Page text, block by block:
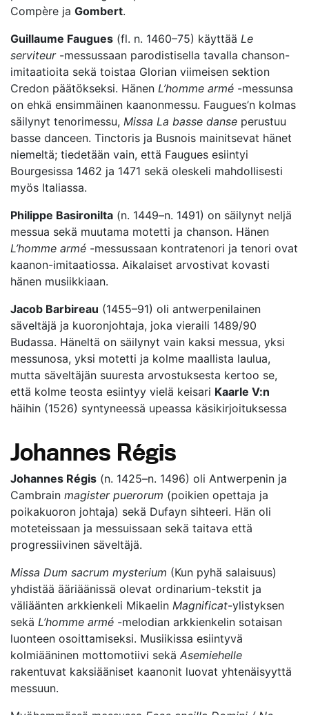
Compère ja Gombert.
Guillaume Faugues (fl. n. 1460–75) käyttää Le
serviteur-messussaan parodistisella tavalla chanson-
imitaatioita sekä toistaa Glorian viimeisen sektion
Credon päätökseksi. Hänen L’homme armé -messunsa
on ehkä ensimmäinen kaanonmessu. Faugues’n kolmas
säilynyt tenorimessu, Missa La basse danse perustuu
basse danceen. Tinctoris ja Busnois mainitsevat hänet
niemeltä; tiedetään vain, että Faugues esiintyi
Bourgesissa 1462 ja 1471 sekä oleskeli mahdollisesti
myös Italiassa.
Philippe Basironilta (n. 1449–n. 1491) on säilynyt neljä
messua sekä muutama motetti ja chanson. Hänen
L’homme armé -messussaan kontratenori ja tenori ovat
kaanon-imitaatiossa. Aikalaiset arvostivat kovasti
hänen musiikkiaan.
Jacob Barbireau (1455–91) oli antwerpenilainen
säveltäjä ja kuoronjohtaja, joka vieraili 1489/90
Budassa. Häneltä on säilynyt vain kaksi messua, yksi
messunosa, yksi motetti ja kolme maallista laulua,
mutta säveltäjän suuresta arvostuksesta kertoo se,
että kolme teosta esiintyy vielä keisari Kaarle V:n
häihin (1526) syntyneessä upeassa käsikirjoituksessa
Johannes Régis
Johannes Régis (n. 1425–n. 1496) oli Antwerpenin ja
Cambrain magister puerorum (poikien opettaja ja
poikakuoron johtaja) sekä Dufayn sihteeri. Hän oli
moteteissaan ja messuissaan sekä taitava että
progressiivinen säveltäjä.
Missa Dum sacrum mysterium (Kun pyhä salaisuus)
yhdistää ääriäänissä olevat ordinarium-tekstit ja
väliäänten arkkienkeli Mikaelin Magnificat-ylistyksen
sekä L’homme armé -melodian arkkienkelin sotaisan
luonteen osoittamiseksi. Musiikissa esiintyvä
kolmiääninen mottomotiivi sekä Asemiehelle
rakentuvat kaksiääniset kaanonit luovat yhtenäisyyttä
messuun.